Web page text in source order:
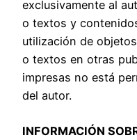
exclusivamente al
o textos y
utilización de
o textos en otras
impresas no está
del autor.
INFORMACIÓN